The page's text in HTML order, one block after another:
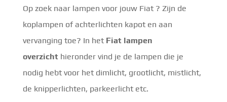
Op zoek naar lampen voor jouw Fiat ? Zijn de
koplampen of achterlichten kapot en aan
vervanging toe? In hetFiat lampen
overzichthieronder vind je de lampen die je
nodig hebt voor het dimlicht, grootlicht, mistlicht,
de knipperlichten, parkeerlicht etc.